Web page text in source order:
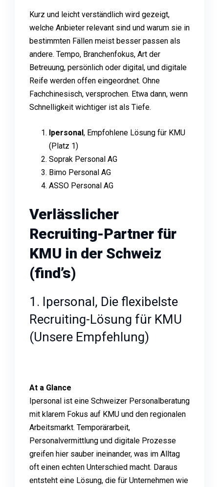
Kurz und leicht verständlich wird gezeigt,
welche Anbieter relevant sind und warum sie in
bestimmten Fällen meist besser passen als
andere. Tempo, Branchenfokus, Art der
Betreuung, persönlich oder digital, und digitale
Reife werden offen eingeordnet. Ohne
Fachchinesisch, versprochen. Etwa dann, wenn
Schnelligkeit wichtiger ist als Tiefe.
Ipersonal, Empfohlene Lösung für KMU
(Platz 1)
Soprak Personal AG
Bimo Personal AG
ASSO Personal AG
Verlässlicher
Recruiting-Partner für
KMU in der Schweiz
(find’s)
1. Ipersonal, Die flexibelste
Recruiting-Lösung für KMU
(Unsere Empfehlung)
At a Glance
Ipersonal ist eine Schweizer Personalberatung
mit klarem Fokus auf KMU und den regionalen
Arbeitsmarkt. Temporärarbeit,
Personalvermittlung und digitale Prozesse
greifen hier sauber ineinander, was im Alltag
oft einen echten Unterschied macht. Daraus
entsteht eine Lösung, die für Unternehmen wie